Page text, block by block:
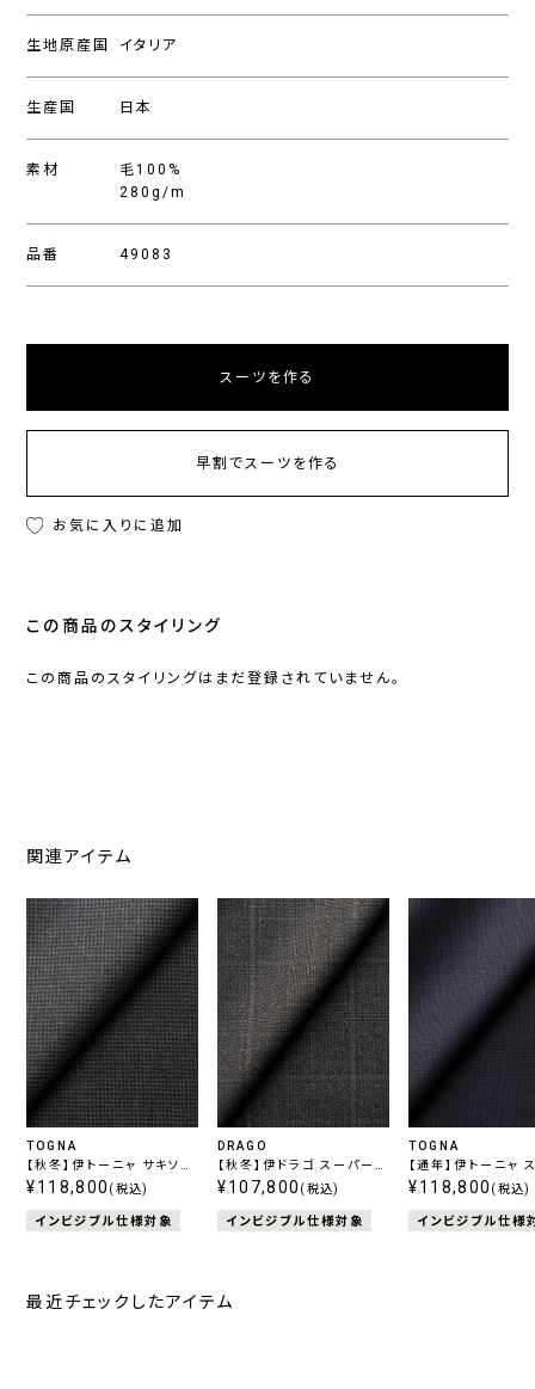
生地原産国 イタリア
生産国 日本
素材
毛100%
280g/m
品番 49083
スーツを作る
早割でスーツを作る
お気に入りに追加
この商品のスタイリング
この商品のスタイリングはまだ登録されていません。
関連アイテム
TOGNA
【秋冬】伊トーニャ サキソニ
ー エストラート ストレッチ
¥118,800 (税込)
インビジブル仕様対象
DRAGO
【秋冬】伊ドラゴ スーパー
130's スイング グレー チ
¥107,800 (税込)
インビジブル仕様対象
TOGNA
【通年】伊トーニャ
120's エストラート
¥118,800 (税込)
インビジブル仕様
最近チェックしたアイテム